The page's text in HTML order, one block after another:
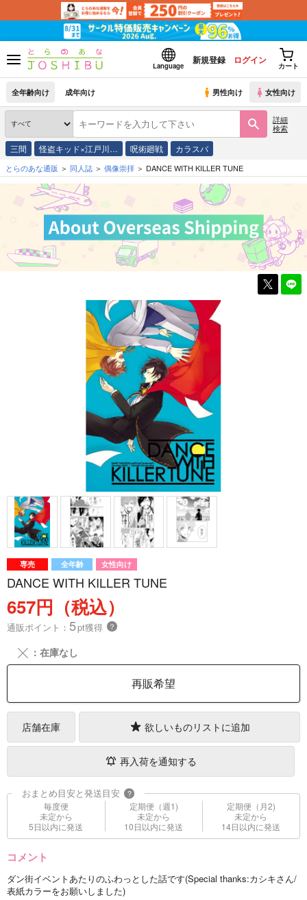
Language
新規登録 ログイン
カート
全年齢向け 成年向け 男性向け 女性向け
詳細
検索
三間 怪盗キッド×江戸川… 呪術廻戦 カラスバ
とらのあな通販 同人誌 偶像崇拝 DANCE WITH KILLER TUNE
専売 全年齢 女性向け
DANCE WITH KILLER TUNE
657円（税込）
通販ポイント： 5pt獲得 ？
╳ ：在庫なし
再販希望
店舗在庫 欲しいものリストに追加
再入荷を通知する
おまとめ目安と発送目安 ?
毎度便
未定から
5日以内に発送
定期便（週1)
未定から
10日以内に発送
定期便（月2)
未定から
14日以内に発送
コメント
ダン街イベントあたりのふわっとした話です(Special thanks:カシキさん/
表紙カラーをお願いしました)